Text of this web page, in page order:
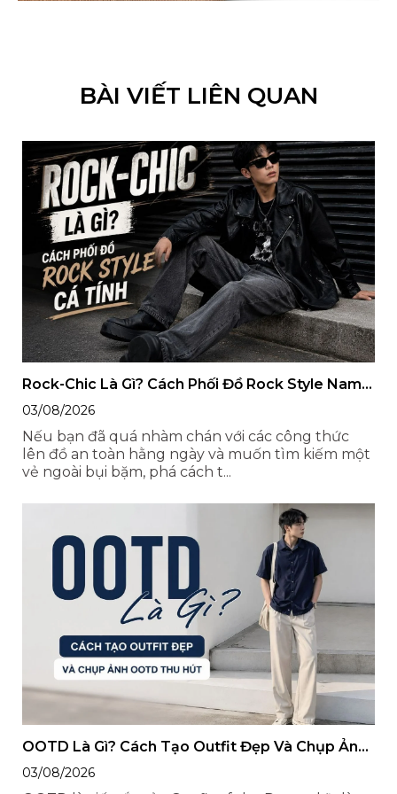
BÀI VIẾT LIÊN QUAN
Rock-Chic Là Gì? Cách Phối Đồ Rock Style Nam
Chỉn Chu, Cá Tính
03/08/2026
Nếu bạn đã quá nhàm chán với các công thức
lên đồ an toàn hằng ngày và muốn tìm kiếm một
vẻ ngoài bụi bặm, phá cách t...
OOTD Là Gì? Cách Tạo Outfit Đẹp Và Chụp Ảnh
OOTD Thu Hút
03/08/2026